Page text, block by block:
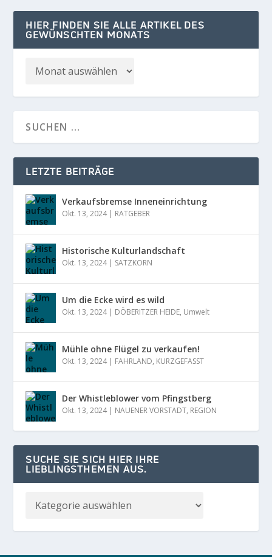
HIER FINDEN SIE ALLE ARTIKEL DES
GEWÜNSCHTEN MONATS
LETZTE BEITRÄGE
Verkaufsbremse Inneneinrichtung
Okt. 13, 2024| RATGEBER
Historische Kulturlandschaft
Okt. 13, 2024| SATZKORN
Um die Ecke wird es wild
Okt. 13, 2024| DÖBERITZER HEIDE, Umwelt
Mühle ohne Flügel zu verkaufen!
Okt. 13, 2024| FAHRLAND, KURZGEFASST
Der Whistleblower vom Pfingstberg
Okt. 13, 2024| NAUENER VORSTADT, REGION
SUCHE SIE SICH HIER IHRE
LIEBLINGSTHEMEN AUS.